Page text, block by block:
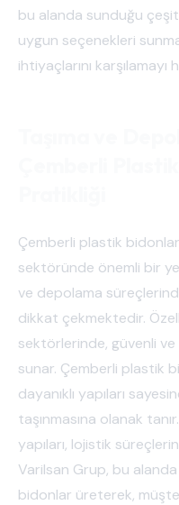
bu alanda sunduğu
uygun seçenekleri
ihtiyaçlarını
Çemberli plastik
sektöründe önemli bir
ve depolama
dikkat çekmektedir.
sektörlerinde, güvenli
sunar. Çemberli plastik
dayanıklı yapıları
taşınmasına olanak
yapıları, lojistik
Varilsan Grup, bu
bidonlar üreterek,